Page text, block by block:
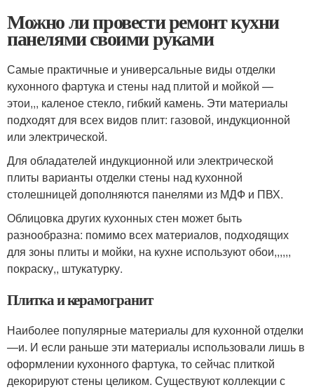
Можно ли провести ремонт кухни
панелями своими руками
Самые практичные и универсальные виды отделки
кухонного фартука и стены над плитой и мойкой —
этои,,, каленое стекло, гибкий камень. Эти материалы
подходят для всех видов плит: газовой, индукционной
или электрической.
Для обладателей индукционной или электрической
плиты варианты отделки стены над кухонной
столешницей дополняются панелями из МДФ и ПВХ.
Облицовка других кухонных стен может быть
разнообразна: помимо всех материалов, подходящих
для зоны плиты и мойки, на кухне используют обои,,,,,,
покраску,, штукатурку.
Плитка и керамогранит
Наиболее популярные материалы для кухонной отделки
—и. И если раньше эти материалы использовали лишь в
оформлении кухонного фартука, то сейчас плиткой
декорируют стены целиком. Существуют коллекции с